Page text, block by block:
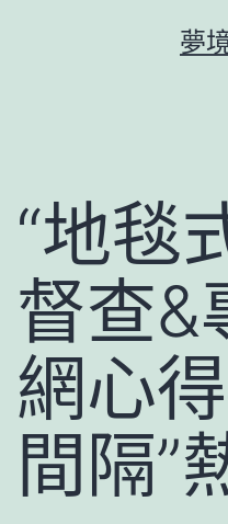
夢
“地毯
督查&
網心
間隔”